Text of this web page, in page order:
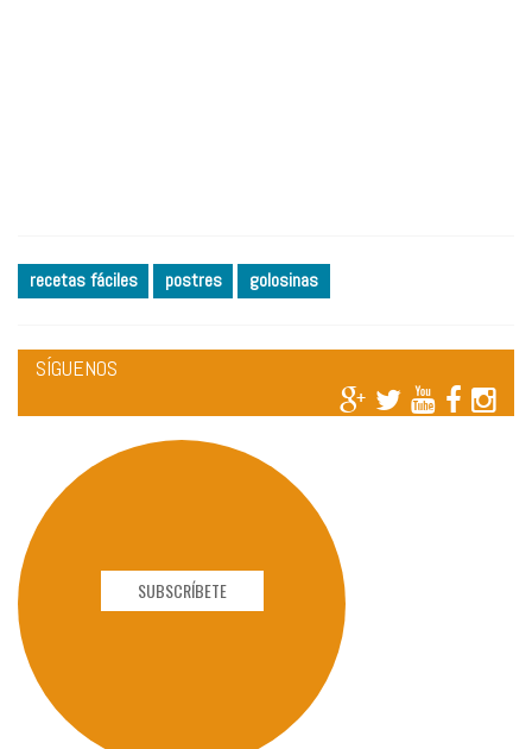
recetas fáciles postres golosinas
SÍGUENOS
SUBSCRÍBETE